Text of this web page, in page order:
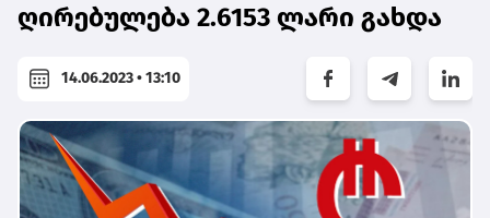
ღირებულება 2.6153 ლარი გახდა
14.06.2023 • 13:10